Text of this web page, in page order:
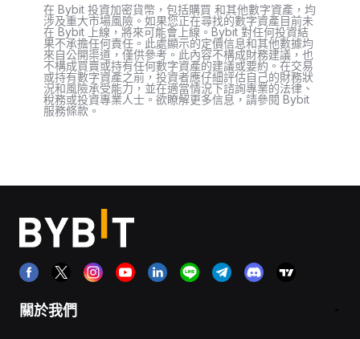
在 Bybit 投資加密貨幣，包括購買 和其他數字資產，均
涉及重大市場風險。如果您正在尋找的數字資產目前未
在 Bybit 上線，將來可能會上線。Bybit 對任何投資結
果不承擔任何責任。此處顯示的定價信息和其他數據均
來自公開渠道，僅供參考。此內容不構成財務建議，也
不構成買賣或持有任何數字資產的建議或要約。在交易
或持有數字資產之前，投資者應仔細評估自己的財務狀
況和風險承受能力，並在適當情況下諮詢專業的法律、
稅務或投資專業人士。欲瞭解更多信息，請參閱 Bybit
服務條款。
關於我們